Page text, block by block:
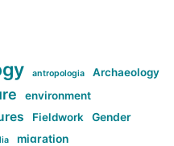
antropologia Archaeology
environment
Fieldwork Gender
migration